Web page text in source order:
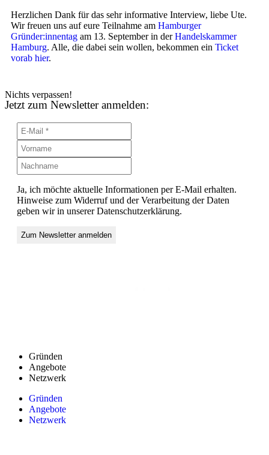
Herzlichen Dank für das sehr informative Interview, liebe Ute.
Wir freuen uns auf eure Teilnahme am Hamburger
Gründer:innentag am 13. September in derHandelskammer
Hamburg. Alle, die dabei sein wollen, bekommen ein Ticket
vorab hier.
Nichts verpassen!
Jetzt zum Newsletter anmelden:
Ja, ich möchte aktuelle Informationen per E-Mail erhalten.
Hinweise zum Widerruf und der Verarbeitung der Daten
geben wir in unserer Datenschutzerklärung.
Gründen
Angebote
Netzwerk
Gründen
Angebote
Netzwerk